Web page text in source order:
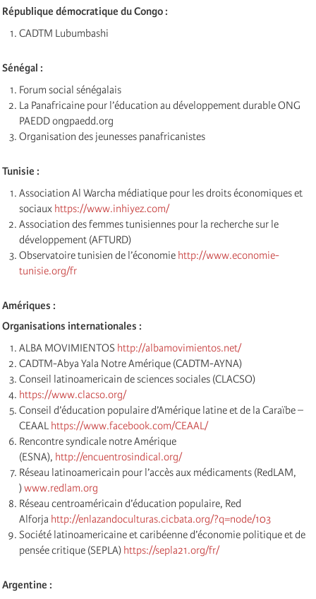
République démocratique du Congo :
CADTM Lubumbashi
Sénégal :
Forum social sénégalais
La Panafricaine pour l’éducation au développement durable ONG
PAEDD ongpaedd.org
Organisation des jeunesses panafricanistes
Tunisie :
Association Al Warcha médiatique pour les droits économiques et
sociaux https://www.inhiyez.com/
Association des femmes tunisiennes pour la recherche sur le
développement (AFTURD)
Observatoire tunisien de l’économie http://www.economie-
tunisie.org/fr
Amériques :
Organisations internationales :
ALBA MOVIMIENTOS http://albamovimientos.net/
CADTM-Abya Yala Notre Amérique (CADTM-AYNA)
Conseil latinoamericain de sciences sociales (CLACSO)
https://www.clacso.org/
Conseil d’éducation populaire d’Amérique latine et de la Caraïbe –
CEAAL https://www.facebook.com/CEAAL/
Rencontre syndicale notre Amérique
(ESNA), http://encuentrosindical.org/
Réseau latinoamericain pour l’accès aux médicaments (RedLAM,
)www.redlam.org
Réseau centroaméricain d’éducation populaire, Red
Alforja http://enlazandoculturas.cicbata.org/?q=node/103
Société latinoamericaine et caribéenne d’économie politique et de
pensée critique (SEPLA) https://sepla21.org/fr/
Argentine :